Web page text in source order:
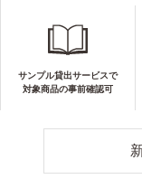
サンプル貸出サービスで
対象商品の事前確認可